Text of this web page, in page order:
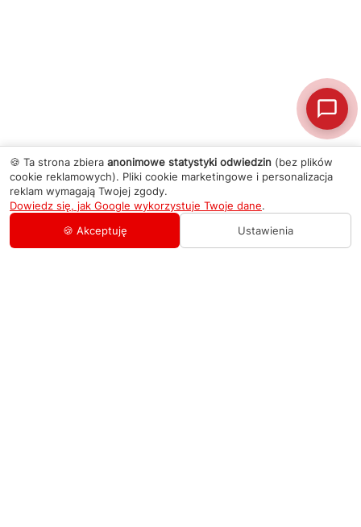
🍪 Ta strona zbiera anonimowe statystyki odwiedzin (bez plików
cookie reklamowych). Pliki cookie marketingowe i personalizacja
reklam wymagają Twojej zgody.
Dowiedz się, jak Google wykorzystuje Twoje dane.
🍪 Akceptuję
Ustawienia